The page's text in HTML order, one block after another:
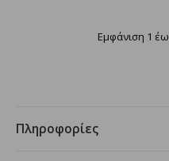
Εμφάνιση 1
Πληροφορίες